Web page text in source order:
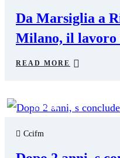
Da Marsiglia a
Milano, il lavoro
READ MORE
23 FEB
Ccifm